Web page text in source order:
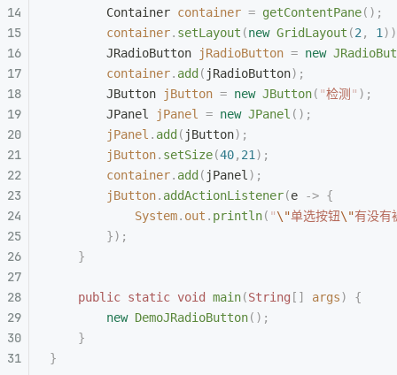
        Container
container = getContentPane();
        container
. setLayout (new GridLayout (2 , 1
        JRadioButton
jRadioButton = new
        container
. add ( jRadioButton);
        JButton
jButton = new JButton( "检测 " );
        JPanel
jPanel = new JPanel ();
        jPanel
. add ( jButton);
        jButton
. setSize(40, 21 );
        container
. add ( jPanel );
        jButton
. addActionListener(e -> {
            System
. out . println( "\"单选按钮\"有没有
        });
    }
    public
static void main(String [] args)
{
        new
DemoJRadioButton();
    }
}